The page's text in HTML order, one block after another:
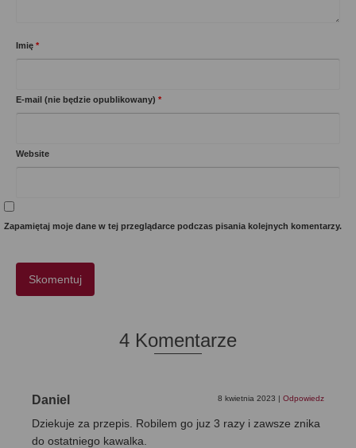
Imię *
E-mail (nie będzie opublikowany) *
Website
Zapamiętaj moje dane w tej przeglądarce podczas pisania kolejnych komentarzy.
4 Komentarze
Daniel 8 kwietnia 2023 | Odpowiedz
Dziekuje za przepis. Robilem go juz 3 razy i zawsze znika
do ostatniego kawalka.